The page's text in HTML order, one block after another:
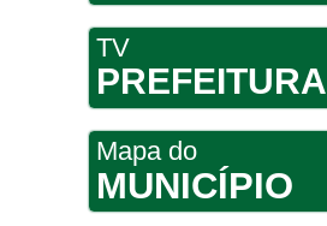
TV
PREFEITURA
Mapa do
MUNICÍPIO